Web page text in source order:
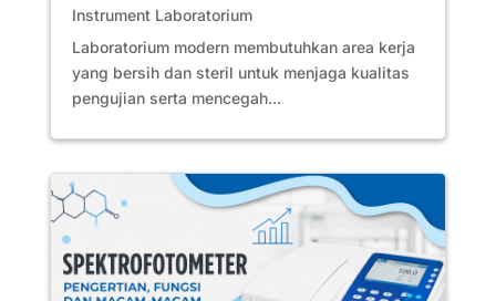
Instrument Laboratorium
Laboratorium modern membutuhkan area kerja
yang bersih dan steril untuk menjaga kualitas
pengujian serta mencegah...